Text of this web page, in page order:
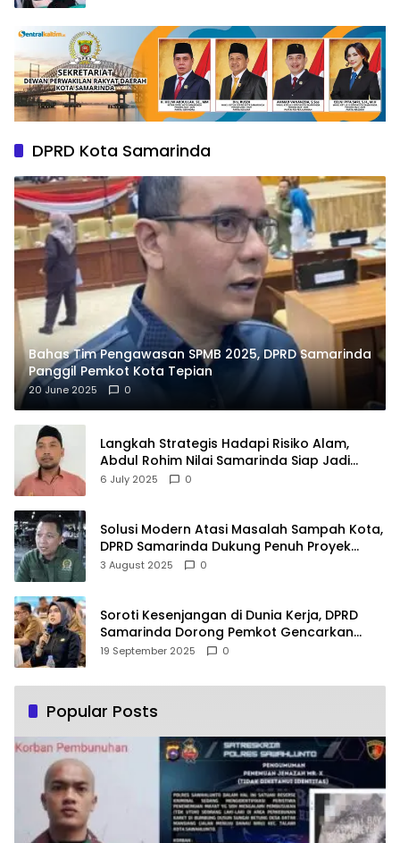
DPRD Kota Samarinda
Bahas Tim Pengawasan SPMB 2025, DPRD Samarinda
Panggil Pemkot Kota Tepian
20 June 2025 0
Langkah Strategis Hadapi Risiko Alam,
Abdul Rohim Nilai Samarinda Siap Jadi
Pusat Logistik Bencana Kalimantan
6 July 2025 0
Solusi Modern Atasi Masalah Sampah Kota,
DPRD Samarinda Dukung Penuh Proyek
PLTSA
3 August 2025 0
Soroti Kesenjangan di Dunia Kerja, DPRD
Samarinda Dorong Pemkot Gencarkan
Pemberdayaan Perempuan
19 September 2025 0
Popular Posts